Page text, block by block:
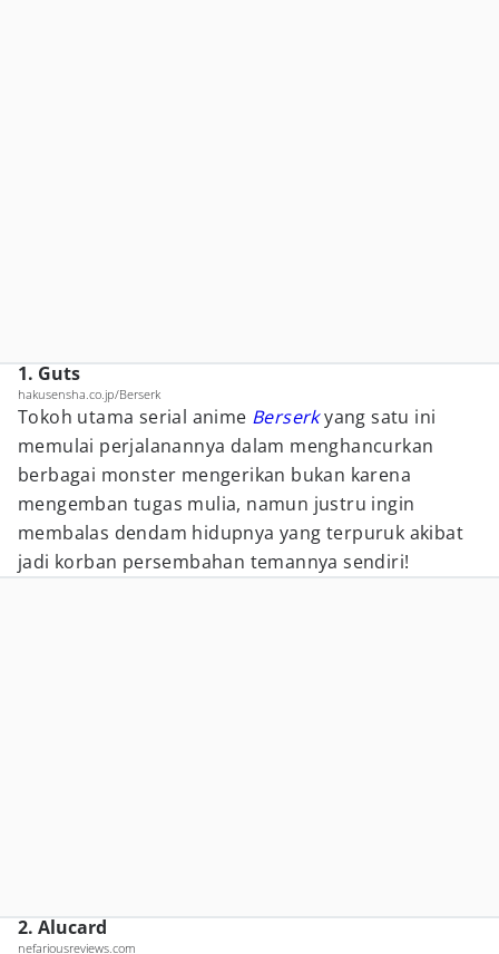
1. Guts
hakusensha.co.jp/Berserk
Tokoh utama serial anime Berserk yang satu ini
memulai perjalanannya dalam menghancurkan
berbagai monster mengerikan bukan karena
mengemban tugas mulia, namun justru ingin
membalas dendam hidupnya yang terpuruk akibat
jadi korban persembahan temannya sendiri!
2. Alucard
nefariousreviews.com